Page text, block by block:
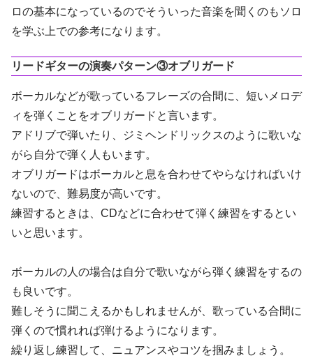
ロの基本になっているのでそういった音楽を聞くのもソロ
を学ぶ上での参考になります。
リードギターの演奏パターン③オブリガード
ボーカルなどが歌っているフレーズの合間に、短いメロデ
ィを弾くことをオブリガードと言います。
アドリブで弾いたり、ジミヘンドリックスのように歌いな
がら自分で弾く人もいます。
オブリガードはボーカルと息を合わせてやらなければいけ
ないので、難易度が高いです。
練習するときは、CDなどに合わせて弾く練習をするとい
いと思います。
ボーカルの人の場合は自分で歌いながら弾く練習をするの
も良いです。
難しそうに聞こえるかもしれませんが、歌っている合間に
弾くので慣れれば弾けるようになります。
繰り返し練習して、ニュアンスやコツを掴みましょう。